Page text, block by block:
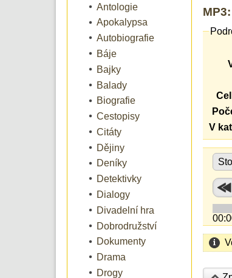
Antologie
Apokalypsa
Autobiografie
Báje
Bajky
Balady
Biografie
Cestopisy
Citáty
Dějiny
Deníky
Detektivky
Dialogy
Divadelní hra
Dobrodružství
Dokumenty
Drama
Drogy
V